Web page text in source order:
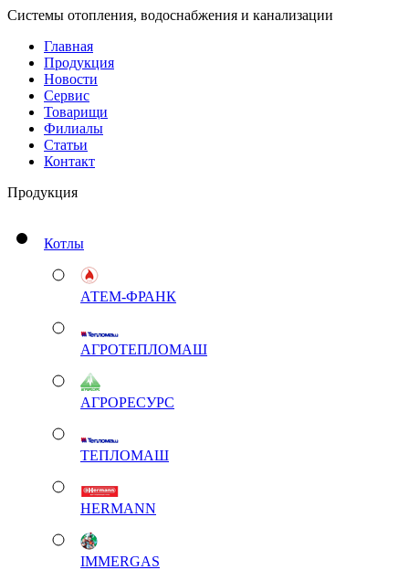
Системы отопления, водоснабжения и канализации
Главная
Продукция
Новости
Сервис
Товарищи
Филиалы
Статьи
Контакт
Продукция
Котлы
АТЕМ-ФРАНК
АГРОТЕПЛОМАШ
АГРОРЕСУРС
ТЕПЛОМАШ
HERMANN
IMMERGAS